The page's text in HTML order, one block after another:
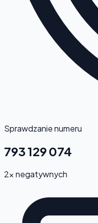
Sprawdzanie numeru
793 129 074
2x negatywnych